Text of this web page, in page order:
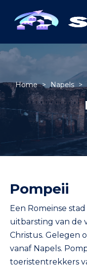
Home > Napels >
Pompeii
Een Romeinse
uitbarsting van de
Christus. Gelegen
vanaf Napels.
toeristentrekkers